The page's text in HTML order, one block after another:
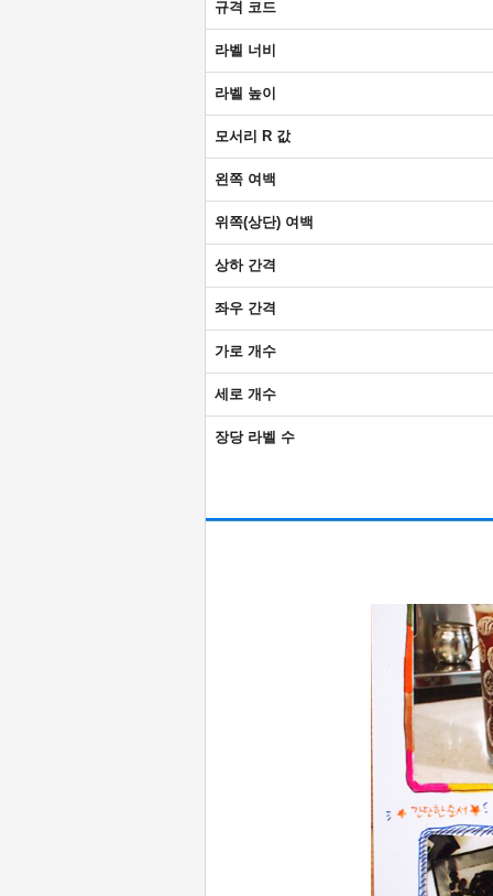
규격 코드
라벨 너비
라벨 높이
모서리 R 값
왼쪽 여백
위쪽(상단) 여백
상하 간격
좌우 간격
가로 개수
세로 개수
장당 라벨 수